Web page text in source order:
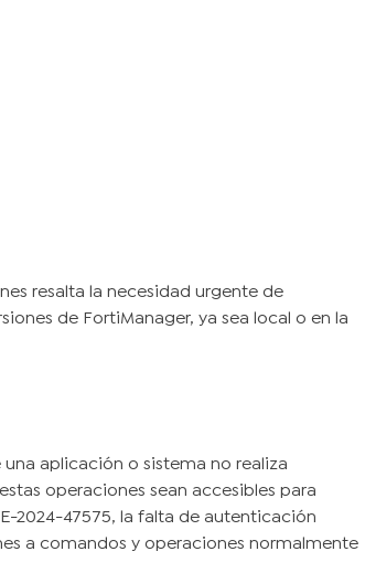
resalta la necesidad urgente de
de FortiManager, ya sea local o en la
aplicación o sistema no realiza
operaciones sean accesibles para
2024-47575, la falta de autenticación
a comandos y operaciones normalmente